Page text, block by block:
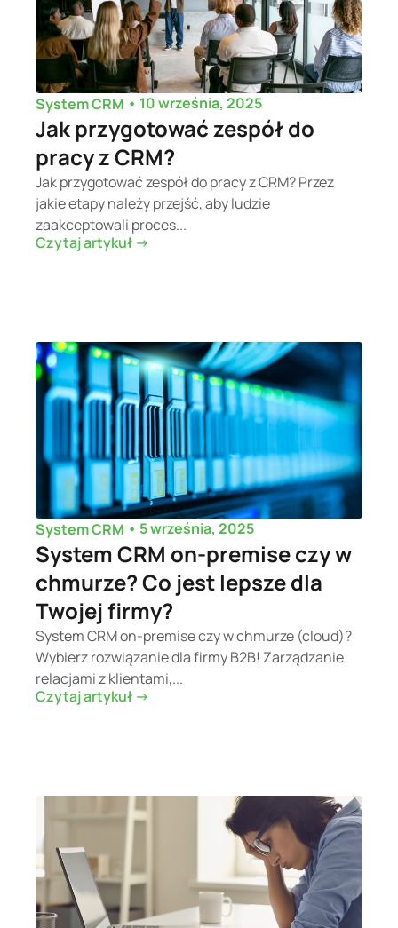
System CRM • 10 września, 2025
Jak przygotować zespół do
pracy z CRM?
Jak przygotować zespół do pracy z CRM? Przez
jakie etapy należy przejść, aby ludzie
zaakceptowali proces...
Czytaj artykuł ->
System CRM • 5 września, 2025
System CRM on-premise czy w
chmurze? Co jest lepsze dla
Twojej firmy?
System CRM on-premise czy w chmurze (cloud)?
Wybierz rozwiązanie dla firmy B2B! Zarządzanie
relacjami z klientami,...
Czytaj artykuł ->